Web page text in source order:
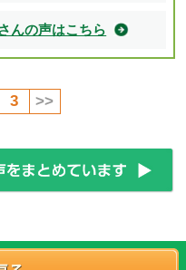
んの声はこちら
3 >>